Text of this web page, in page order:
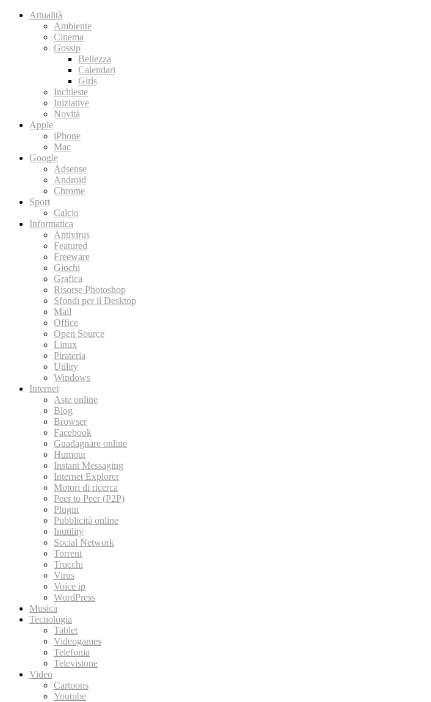
Attualità
Ambiente
Cinema
Gossip
Bellezza
Calendari
Girls
Inchieste
Iniziative
Novità
Apple
iPhone
Mac
Google
Adsense
Android
Chrome
Sport
Calcio
Informatica
Antivirus
Featured
Freeware
Giochi
Grafica
Risorse Photoshop
Sfondi per il Desktop
Mail
Office
Open Source
Linux
Pirateria
Utility
Windows
Internet
Aste online
Blog
Browser
Facebook
Guadagnare online
Humour
Instant Messaging
Internet Explorer
Motori di ricerca
Peer to Peer (P2P)
Plugin
Pubblicità online
Inutility
Social Network
Torrent
Trucchi
Virus
Voice ip
WordPress
Musica
Tecnologia
Tablet
Videogames
Telefonia
Televisione
Video
Cartoons
Youtube